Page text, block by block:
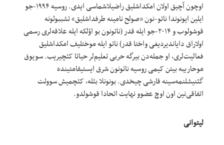
اوچون آچیق اولان امکداشلیق راضیلاشماسی ایدی. روسیه ۱۹۹۴-جو
ایلین ایونوندا ناتو-نون «صولح نامینه طرفداشلیق» تشببوثونه
قوشولوب و ۲۰۱۴-جو ایله قدر (ناتونون بو اؤلکه ایله علاقه‌لری رسمی
اولاراق دایاندیردیغی واختا قدر) ناتو ایله موختلیف امکداشلیق
فعالیت‌لری، او جمله‌دن بیرگه حربی تعلیم‌لر حیاتا کئچیریب. سویوق
موحاریبه بیتن کیمی روسیه ناتونون شرق ایستیقامتینده
گئنیشلنمه‌سینه قارشی چیخدی. بونونلا بئله، کئچمیش سووئت
اتفاقی‌نین اون اوچ عضوو نهایت اتحادا قوشولدو.
لیتوانی